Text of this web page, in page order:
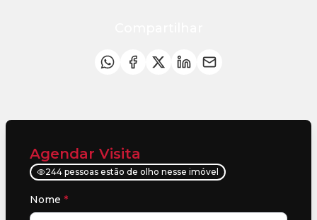
Agendar Visita
244 pessoas estão de olho nesse imóvel
Nome *